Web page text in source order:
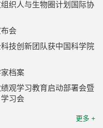
织人与生物圈计划国际协
会
技创新团队获中国科学院
档案
观学习教育启动部署会暨
习会
更多 +